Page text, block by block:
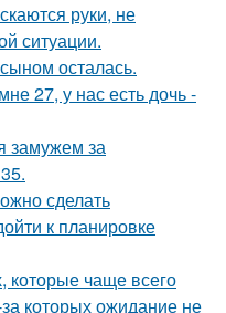
руки, не
ситуации.
осталась.
27, у нас есть дочь -
замужем за
сделать
к планировке
которые чаще всего
которых ожидание не